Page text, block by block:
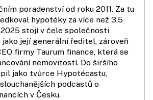
poradenství od roku 2011. Za tu
hypotéky za více než 3,5
2025 stojí v čele společnosti
jako její generální ředitel, zároveň
firmy Taurum finance, která se
nemovitostí. Do širšího
jako tvůrce Hypotécastu,
podcastů o
v Česku.